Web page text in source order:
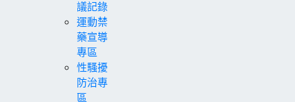
議記錄
運動禁
藥宣導
專區
性騷擾
防治專
區